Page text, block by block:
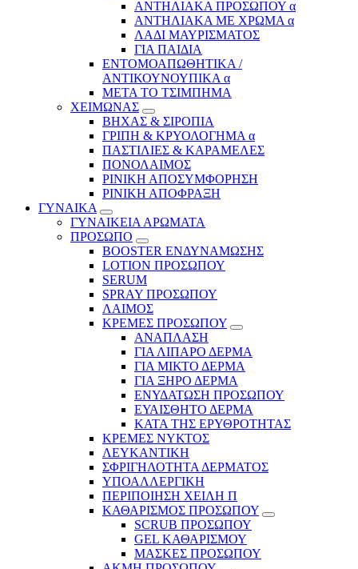
ΑΝΤΗΛΙΑΚΑ ΠΡΟΣΩΠΟΥ α
ΑΝΤΗΛΙΑΚΑ ΜΕ ΧΡΩΜΑ α
ΛΑΔΙ ΜΑΥΡΙΣΜΑΤΟΣ
ΓΙΑ ΠΑΙΔΙΑ
ΕΝΤΟΜΟΑΠΩΘΗΤΙΚΑ /
ΑΝΤΙΚΟΥΝΟΥΠΙΚΑ α
ΜΕΤΑ ΤΟ ΤΣΙΜΠΗΜΑ
ΧΕΙΜΩΝΑΣ
ΒΗΧΑΣ & ΣΙΡΟΠΙΑ
ΓΡΙΠΗ & ΚΡΥΟΛΟΓΗΜΑ α
ΠΑΣΤΙΛΙΕΣ & ΚΑΡΑΜΕΛΕΣ
ΠΟΝΟΛΑΙΜΟΣ
ΡΙΝΙΚΗ ΑΠΟΣΥΜΦΟΡΗΣΗ
ΡΙΝΙΚΗ ΑΠΟΦΡΑΞΗ
ΓΥΝΑΙΚΑ
ΓΥΝΑΙΚΕΙΑ ΑΡΩΜΑΤΑ
ΠΡΟΣΩΠΟ
BOOSTER ΕΝΔΥΝΑΜΩΣΗΣ
LOTION ΠΡΟΣΩΠΟΥ
SERUM
SPRAY ΠΡΟΣΩΠΟΥ
ΛΑΙΜΟΣ
ΚΡΕΜΕΣ ΠΡΟΣΩΠΟΥ
ΑΝΑΠΛΑΣΗ
ΓΙΑ ΛΙΠΑΡΟ ΔΕΡΜΑ
ΓΙΑ ΜΙΚΤΟ ΔΕΡΜΑ
ΓΙΑ ΞΗΡΟ ΔΕΡΜΑ
ΕΝΥΔΑΤΩΣΗ ΠΡΟΣΩΠΟΥ
ΕΥΑΙΣΘΗΤΟ ΔΕΡΜΑ
ΚΑΤΑ ΤΗΣ ΕΡΥΘΡΟΤΗΤΑΣ
ΚΡΕΜΕΣ ΝΥΚΤΟΣ
ΛΕΥΚΑΝΤΙΚΗ
ΣΦΡΙΓΗΛΟΤΗΤΑ ΔΕΡΜΑΤΟΣ
ΥΠΟΑΛΛΕΡΓΙΚΗ
ΠΕΡΙΠΟΙΗΣΗ ΧΕΙΛΗ Π
ΚΑΘΑΡΙΣΜΟΣ ΠΡΟΣΩΠΟΥ
SCRUB ΠΡΟΣΩΠΟΥ
GEL ΚΑΘΑΡΙΣΜΟΥ
ΜΑΣΚΕΣ ΠΡΟΣΩΠΟΥ